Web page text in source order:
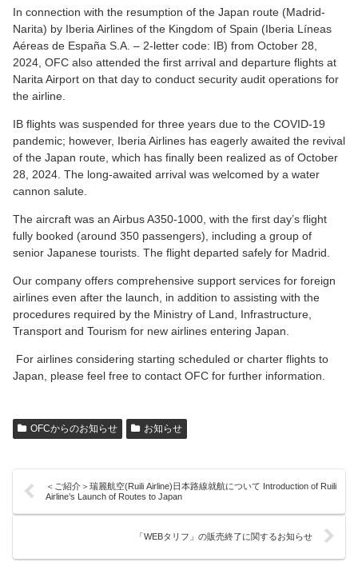
In connection with the resumption of the Japan route (Madrid-
Narita) by Iberia Airlines of the Kingdom of Spain (Iberia Líneas
Aéreas de España S.A. – 2-letter code: IB) from October 28,
2024, OFC also attended the first arrival and departure flights at
Narita Airport on that day to conduct security audit operations for
the airline.
IB flights was suspended for three years due to the COVID-19
pandemic; however, Iberia Airlines has eagerly awaited the revival
of the Japan route, which has finally been realized as of October
28, 2024. The long-awaited arrival was welcomed by a water
cannon salute.
The aircraft was an Airbus A350-1000, with the first day’s flight
fully booked (around 350 passengers), including a group of
senior Japanese tourists. The flight departed safely for Madrid.
Our company offers comprehensive support services for foreign
airlines even after the launch, in addition to assisting with the
procedures required by the Ministry of Land, Infrastructure,
Transport and Tourism for new airlines entering Japan.
For airlines considering starting scheduled or charter flights to
Japan, please feel free to contact OFC for further information.
OFCからのお知らせ お知らせ
＜ご紹介＞瑞麗航空(Ruili Airline)日本路線就航について Introduction of Ruili
Airline’s Launch of Routes to Japan
「WEBタリフ」の販売終了に関するお知らせ